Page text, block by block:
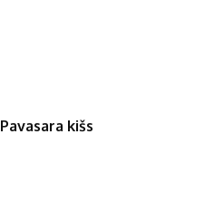
Pavasara kišs